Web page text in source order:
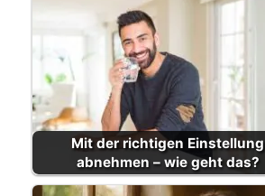
Mit der richtigen Einstellung
abnehmen – wie geht das?